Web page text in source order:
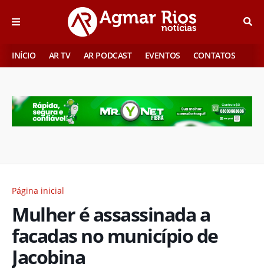
INÍCIO AR TV AR PODCAST EVENTOS CONTATOS
Página inicial
Mulher é assassinada a
facadas no município de
Jacobina